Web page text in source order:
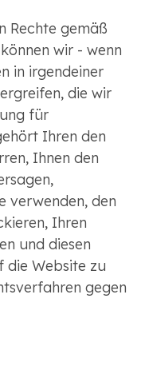
Rechte gemäß
wir - wenn
in irgendeiner
die wir
für
Ihren den
Ihnen den
verwenden, den
Ihren
und diesen
Website zu
gegen